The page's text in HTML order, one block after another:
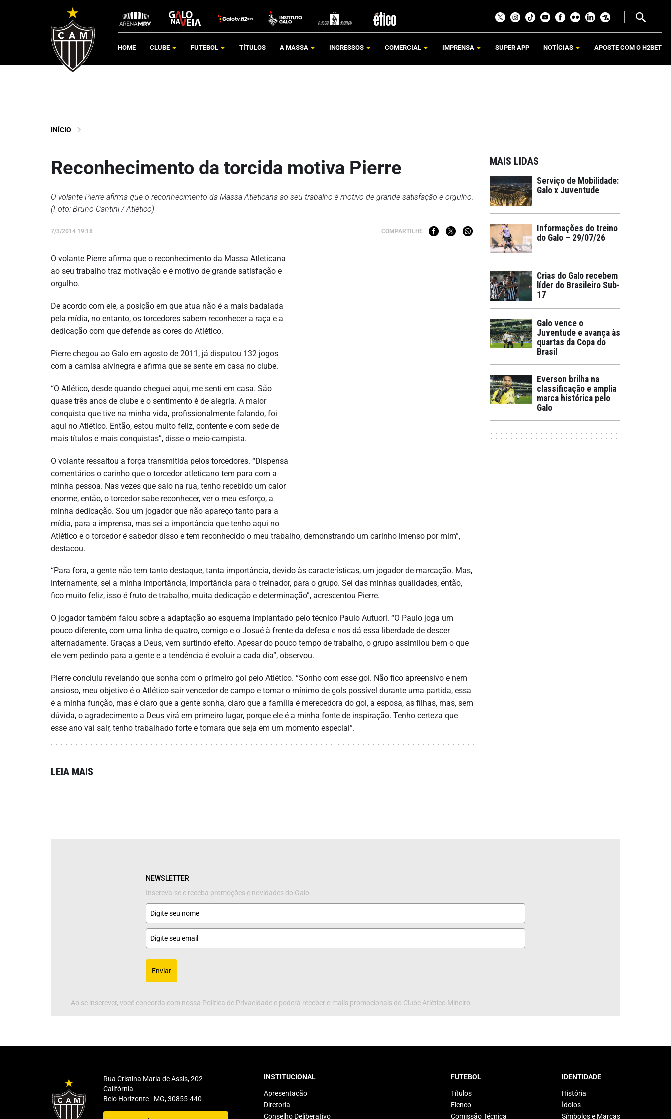
HOME CLUBE FUTEBOL TÍTULOS A MASSA INGRESSOS COMERCIAL IMPRENSA SUPER APP NOTÍCIAS APOSTE COM O H2BET
INÍCIO
Reconhecimento da torcida motiva Pierre
O volante Pierre afirma que o reconhecimento da Massa Atleticana ao seu trabalho é motivo de grande satisfação e orgulho.
(Foto: Bruno Cantini / Atlético)
7/3/2014 19:18 COMPARTILHE
O volante Pierre afirma que o reconhecimento da Massa Atleticana
ao seu trabalho traz motivação e é motivo de grande satisfação e
orgulho.
De acordo com ele, a posição em que atua não é a mais badalada
pela mídia, no entanto, os torcedores sabem reconhecer a raça e a
dedicação com que defende as cores do Atlético.
Pierre chegou ao Galo em agosto de 2011, já disputou 132 jogos
com a camisa alvinegra e afirma que se sente em casa no clube.
“O Atlético, desde quando cheguei aqui, me senti em casa. São
quase três anos de clube e o sentimento é de alegria. A maior
conquista que tive na minha vida, profissionalmente falando, foi
aqui no Atlético. Então, estou muito feliz, contente e com sede de
mais títulos e mais conquistas”, disse o meio-campista.
O volante ressaltou a força transmitida pelos torcedores. “Dispensa
comentários o carinho que o torcedor atleticano tem para com a
minha pessoa. Nas vezes que saio na rua, tenho recebido um calor
enorme, então, o torcedor sabe reconhecer, ver o meu esforço, a
minha dedicação. Sou um jogador que não apareço tanto para a
mídia, para a imprensa, mas sei a importância que tenho aqui no
Atlético e o torcedor é sabedor disso e tem reconhecido o meu trabalho, demonstrando um carinho imenso por mim”,
destacou.
“Para fora, a gente não tem tanto destaque, tanta importância, devido às características, um jogador de marcação. Mas,
internamente, sei a minha importância, importância para o treinador, para o grupo. Sei das minhas qualidades, então,
fico muito feliz, isso é fruto de trabalho, muita dedicação e determinação”, acrescentou Pierre.
O jogador também falou sobre a adaptação ao esquema implantado pelo técnico Paulo Autuori. “O Paulo joga um
pouco diferente, com uma linha de quatro, comigo e o Josué à frente da defesa e nos dá essa liberdade de descer
alternadamente. Graças a Deus, vem surtindo efeito. Apesar do pouco tempo de trabalho, o grupo assimilou bem o que
ele vem pedindo para a gente e a tendência é evoluir a cada dia”, observou.
Pierre concluiu revelando que sonha com o primeiro gol pelo Atlético. “Sonho com esse gol. Não fico apreensivo e nem
ansioso, meu objetivo é o Atlético sair vencedor de campo e tomar o mínimo de gols possível durante uma partida, essa
é a minha função, mas é claro que a gente sonha, claro que a família é merecedora do gol, a esposa, as filhas, mas, sem
dúvida, o agradecimento a Deus virá em primeiro lugar, porque ele é a minha fonte de inspiração. Tenho certeza que
esse ano vai sair, tenho trabalhado forte e tomara que seja em um momento especial”.
LEIA MAIS
MAIS LIDAS
Serviço de Mobilidade:
Galo x Juventude
Informações do treino
do Galo – 29/07/26
Crias do Galo recebem
líder do Brasileiro Sub-
17
Galo vence o
Juventude e avança às
quartas da Copa do
Brasil
Everson brilha na
classificação e amplia
marca histórica pelo
Galo
NEWSLETTER
Inscreva-se e receba promoções e novidades do Galo
Enviar
Ao se inscrever, você concorda com nossa Política de Privacidade e poderá receber e-mails promocionais do Clube Atlético Mineiro.
Rua Cristina Maria de Assis, 202 -
Califórnia
Belo Horizonte - MG, 30855-440
INSTITUCIONAL
Apresentação
Diretoria
Conselho Deliberativo
FUTEBOL
Títulos
Elenco
Comissão Técnica
IDENTIDADE
História
Ídolos
Símbolos e Marcas